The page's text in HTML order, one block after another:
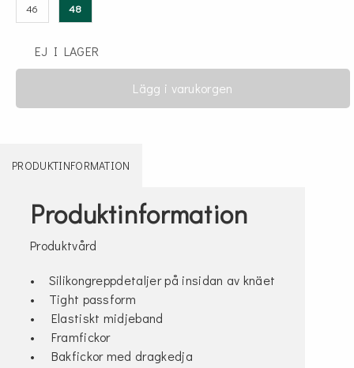
46 48
EJ I LAGER
Lägg i varukorgen
PRODUKTINFORMATION
Produktinformation
Produktvård
• Silikongreppdetaljer på insidan av knäet
• Tight passform
• Elastiskt midjeband
• Framfickor
• Bakfickor med dragkedja